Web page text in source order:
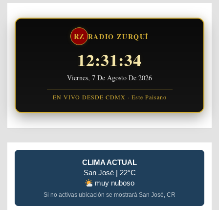
RZ RADIO ZURQUÍ
12:31:35
Viernes, 7 De Agosto De 2026
EN VIVO DESDE CDMX · Este Paisano
CLIMA ACTUAL
San José | 22°C
muy nuboso
Si no activas ubicación se mostrará San José, CR